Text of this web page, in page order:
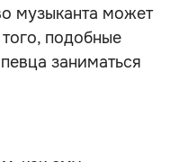
музыканта может
подобные
заниматься